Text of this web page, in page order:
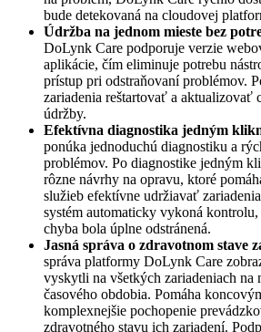
bude detekovaná na cloudovej
Údržba na jednom mieste bez
DoLynk Care podporuje verzie
aplikácie, čím eliminuje potrebu
prístup pri odstraňovaní problémov.
zariadenia reštartovať a aktualizovať
údržby.
Efektívna diagnostika jedným
ponúka jednoduchú diagnostiku a
problémov. Po diagnostike jedným
rôzne návrhy na opravu, ktoré
služieb efektívne udržiavať
systém automaticky vykoná kontrolu,
chyba bola úplne odstránená.
Jasná správa o zdravotnom stave
správa platformy DoLynk Care
vyskytli na všetkých zariadeniach na
časového obdobia. Pomáha
komplexnejšie pochopenie
zdravotného stavu ich zariadení.